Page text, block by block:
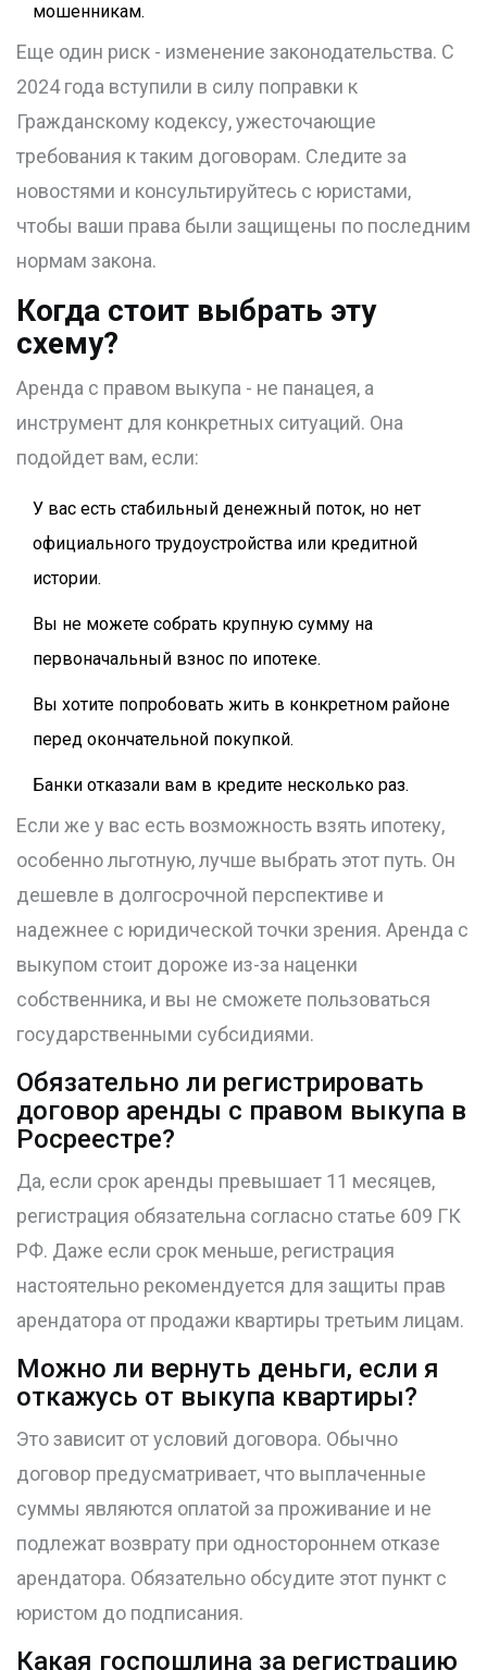
мошенникам.
Еще один риск - изменение законодательства. С
2024 года вступили в силу поправки к
Гражданскому кодексу, ужесточающие
требования к таким договорам. Следите за
новостями и консультируйтесь с юристами,
чтобы ваши права были защищены по последним
нормам закона.
Когда стоит выбрать эту
схему?
Аренда с правом выкупа - не панацея, а
инструмент для конкретных ситуаций. Она
подойдет вам, если:
У вас есть стабильный денежный поток, но нет
официального трудоустройства или кредитной
истории.
Вы не можете собрать крупную сумму на
первоначальный взнос по ипотеке.
Вы хотите попробовать жить в конкретном районе
перед окончательной покупкой.
Банки отказали вам в кредите несколько раз.
Если же у вас есть возможность взять ипотеку,
особенно льготную, лучше выбрать этот путь. Он
дешевле в долгосрочной перспективе и
надежнее с юридической точки зрения. Аренда с
выкупом стоит дороже из-за наценки
собственника, и вы не сможете пользоваться
государственными субсидиями.
Обязательно ли регистрировать
договор аренды с правом выкупа в
Росреестре?
Да, если срок аренды превышает 11 месяцев,
регистрация обязательна согласно статье 609 ГК
РФ. Даже если срок меньше, регистрация
настоятельно рекомендуется для защиты прав
арендатора от продажи квартиры третьим лицам.
Можно ли вернуть деньги, если я
откажусь от выкупа квартиры?
Это зависит от условий договора. Обычно
договор предусматривает, что выплаченные
суммы являются оплатой за проживание и не
подлежат возврату при одностороннем отказе
арендатора. Обязательно обсудите этот пункт с
юристом до подписания.
Какая госпошлина за регистрацию